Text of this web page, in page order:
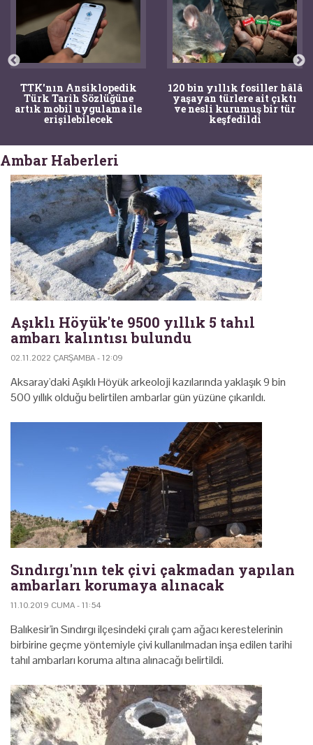
TTK'nın Ansiklopedik
Türk Tarih Sözlüğüne
artık mobil uygulama ile
erişilebilecek
120 bin yıllık fosiller hâlâ
yaşayan türlere ait çıktı
ve nesli kurumuş bir tür
keşfedildi
Ambar Haberleri
Aşıklı Höyük'te 9500 yıllık 5 tahıl
ambarı kalıntısı bulundu
02.11.2022 ÇARŞAMBA - 12:09
Aksaray'daki Aşıklı Höyük arkeoloji kazılarında yaklaşık 9 bin
500 yıllık olduğu belirtilen ambarlar gün yüzüne çıkarıldı.
Sındırgı'nın tek çivi çakmadan yapılan
ambarları korumaya alınacak
11.10.2019 CUMA - 11:54
Balıkesir'in Sındırgı ilçesindeki çıralı çam ağacı kerestelerinin
birbirine geçme yöntemiyle çivi kullanılmadan inşa edilen tarihi
tahıl ambarları koruma altına alınacağı belirtildi.